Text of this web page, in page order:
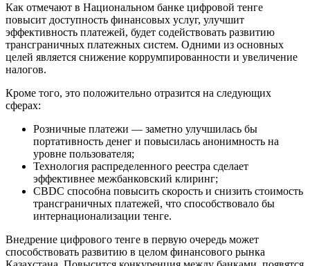
Как отмечают в Национальном банке цифровой тенге
повысит доступность финансовых услуг, улучшит
эффективность платежей, будет содействовать развитию
трансграничных платежных систем. Одними из основных
целей является снижение коррумпированности и увеличение
налогов.
Кроме того, это положительно отразится на следующих
сферах:
Розничные платежи — заметно улучшилась бы
портативность денег и повысилась анонимность на
уровне пользователя;
Технология распределенного реестра сделает
эффективнее межбанковский клиринг;
CBDC способна повысить скорость и снизить стоимость
трансграничных платежей, что способствовало бы
интернационализации тенге.
Внедрение цифрового тенге в первую очередь может
способствовать развитию в целом финансового рынка